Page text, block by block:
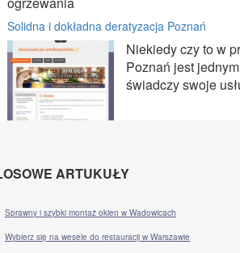
Solidna i dokładna deratyzacja Poznań
Niekiedy czy to w
Poznań jest
świadczy swoje
ARTUKUŁY
Sprawny i szybki montaż okien w Wadowicach
Wybierz się na wesele do restauracji w Warszawie